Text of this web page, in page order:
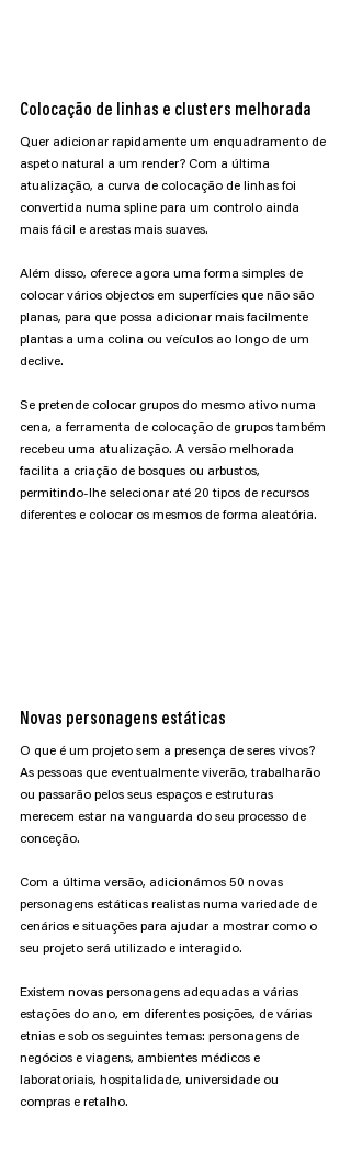
Colocação de linhas e clusters melhorada
Quer adicionar rapidamente um enquadramento de
aspeto natural a um render? Com a última
atualização, a curva de colocação de linhas foi
convertida numa spline para um controlo ainda
mais fácil e arestas mais suaves.
Além disso, oferece agora uma forma simples de
colocar vários objectos em superfícies que não são
planas, para que possa adicionar mais facilmente
plantas a uma colina ou veículos ao longo de um
declive.
Se pretende colocar grupos do mesmo ativo numa
cena, a ferramenta de colocação de grupos também
recebeu uma atualização. A versão melhorada
facilita a criação de bosques ou arbustos,
permitindo-lhe selecionar até 20 tipos de recursos
diferentes e colocar os mesmos de forma aleatória.
Novas personagens estáticas
O que é um projeto sem a presença de seres vivos?
As pessoas que eventualmente viverão, trabalharão
ou passarão pelos seus espaços e estruturas
merecem estar na vanguarda do seu processo de
conceção.
Com a última versão, adicionámos 50 novas
personagens estáticas realistas numa variedade de
cenários e situações para ajudar a mostrar como o
seu projeto será utilizado e interagido.
Existem novas personagens adequadas a várias
estações do ano, em diferentes posições, de várias
etnias e sob os seguintes temas: personagens de
negócios e viagens, ambientes médicos e
laboratoriais, hospitalidade, universidade ou
compras e retalho.